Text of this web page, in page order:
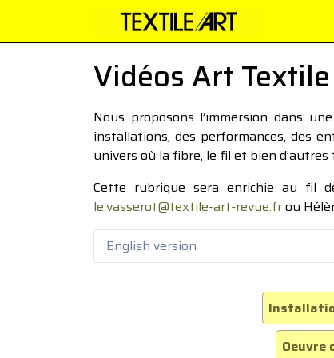
Vidéos Art Textile
Nous proposons l’immersion dans
installations, des performances, des
univers où la fibre, le fil et bien
Cette rubrique sera enrichie au fil
le.vasserot@textile-art-revue.frou
English version
Oeuvre